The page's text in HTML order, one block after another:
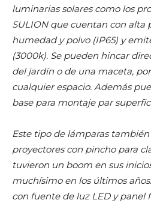
luminarias solares como los
SULION que cuentan con alta
humedad y polvo (IP65) y
(3000k). Se pueden hincar
del jardín o de una maceta,
cualquier espacio. Además
base para montaje par
Este tipo de lámparas también
proyectores con pincho para
tuvieron un boom en sus
muchísimo en los últimos
con fuente de luz LED y panel